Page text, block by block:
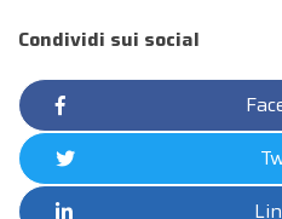
Condividi sui social